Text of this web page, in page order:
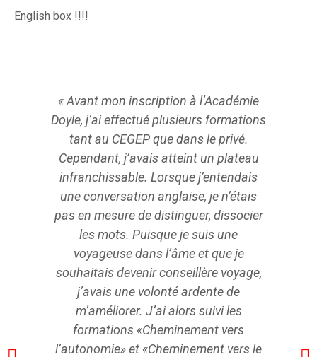
English box !!!!
« Avant mon inscription à l’Académie
Doyle, j’ai effectué plusieurs formations
tant au CEGEP que dans le privé.
Cependant, j’avais atteint un plateau
infranchissable. Lorsque j’entendais
une conversation anglaise, je n’étais
pas en mesure de distinguer, dissocier
les mots. Puisque je suis une
voyageuse dans l’âme et que je
souhaitais devenir conseillère voyage,
j’avais une volonté ardente de
m’améliorer. J’ai alors suivi les
formations «Cheminement vers
l’autonomie» et «Cheminement vers le